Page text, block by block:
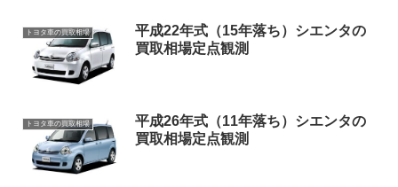
トヨタ車の買取相場
平成22年式（15年落ち）シエンタの
買取相場定点観測
トヨタ車の買取相場
平成26年式（11年落ち）シエンタの
買取相場定点観測